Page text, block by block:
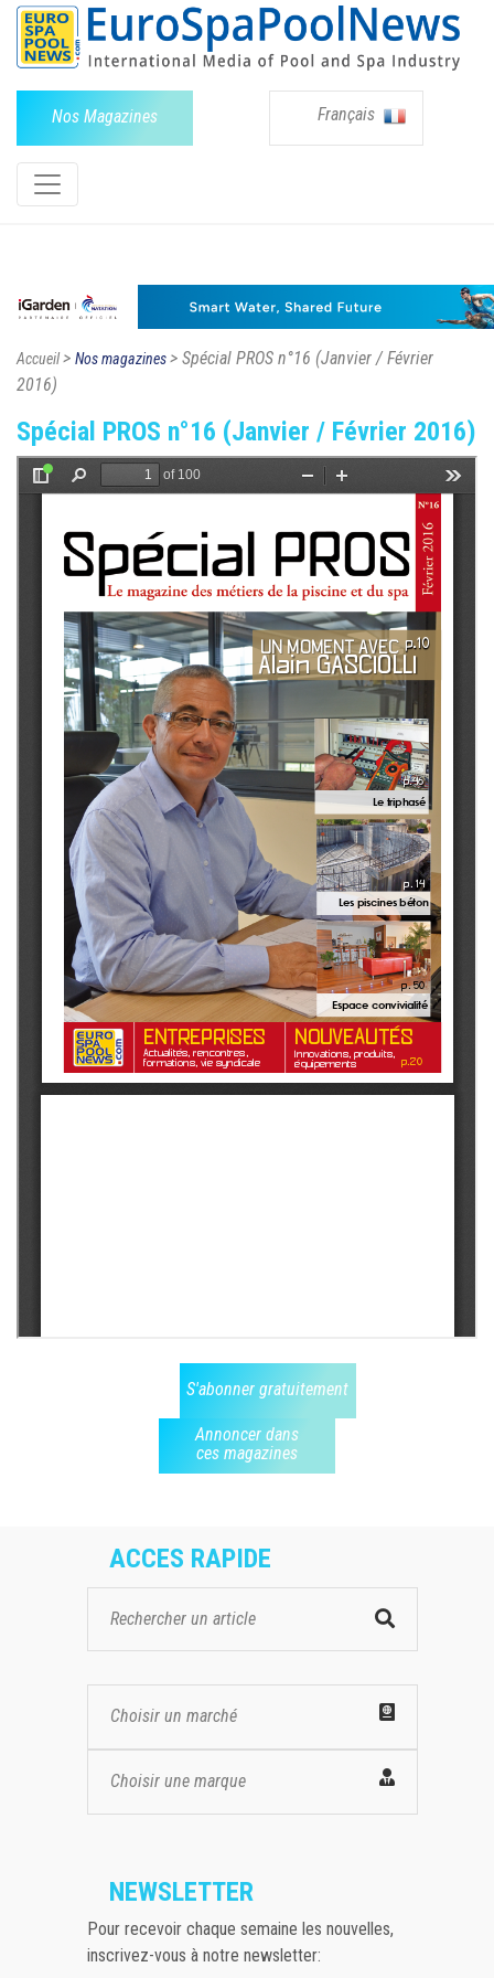
Nos Magazines Français
Accueil> Nos magazines> Spécial PROS n°16 (Janvier / Février
2016)
Spécial PROS n°16 (Janvier / Février 2016)
S'abonner gratuitement
Annoncer dans
ces magazines
ACCES RAPIDE
Choisir un marché
Choisir une marque
NEWSLETTER
Pour recevoir chaque semaine les nouvelles,
inscrivez-vous à notre newsletter: